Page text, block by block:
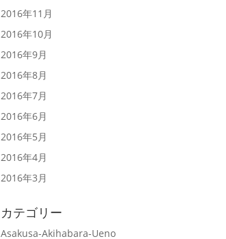
2016年11月
2016年10月
2016年9月
2016年8月
2016年7月
2016年6月
2016年5月
2016年4月
2016年3月
カテゴリー
Asakusa-Akihabara-Ueno